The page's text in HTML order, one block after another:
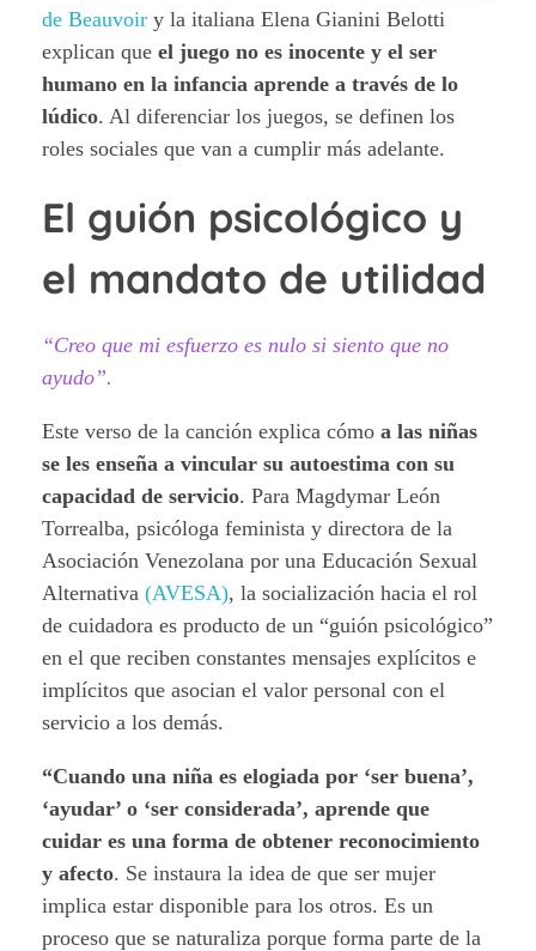
de Beauvoir y la italiana Elena Gianini Belotti
explican que el juego no es inocente y el ser
humano en la infancia aprende a través de lo
lúdico. Al diferenciar los juegos, se definen los
roles sociales que van a cumplir más adelante.
El guión psicológico y
el mandato de utilidad
“Creo que mi esfuerzo es nulo si siento que no
ayudo”.
Este verso de la canción explica cómo a las niñas
se les enseña a vincular su autoestima con su
capacidad de servicio. Para Magdymar León
Torrealba, psicóloga feminista y directora de la
Asociación Venezolana por una Educación Sexual
Alternativa (AVESA), la socialización hacia el rol
de cuidadora es producto de un “guión psicológico”
en el que reciben constantes mensajes explícitos e
implícitos que asocian el valor personal con el
servicio a los demás.
“Cuando una niña es elogiada por ‘ser buena’,
‘ayudar’ o ‘ser considerada’, aprende que
cuidar es una forma de obtener reconocimiento
y afecto. Se instaura la idea de que ser mujer
implica estar disponible para los otros. Es un
proceso que se naturaliza porque forma parte de la